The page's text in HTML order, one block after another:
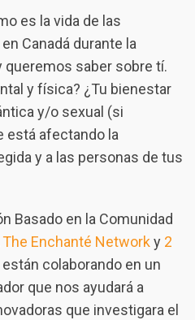
es la vida de las
Canadá durante la
queremos saber sobre tí.
y física? ¿Tu bienestar
y/o sexual (si
está afectando la
y a las personas de tus
Basado en la Comunidad
The Enchanté Networky 2
están colaborando en un
que nos ayudará a
que investigara el